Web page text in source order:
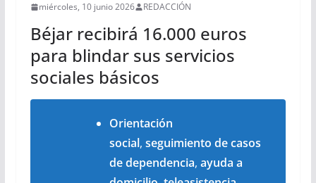
miércoles, 10 junio 2026 REDACCIÓN
Béjar recibirá 16.000 euros
para blindar sus servicios
sociales básicos
Orientación
social, seguimiento de casos
de dependencia, ayuda a